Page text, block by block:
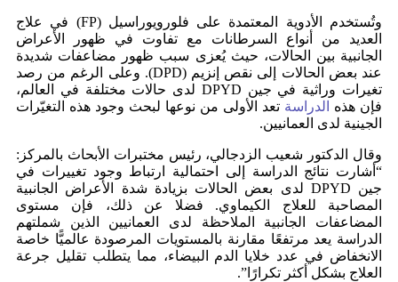
وتُستخدم الأدوية المعتمدة على فلورويوراسيل (FP) في علاج
العديد من أنواع السرطانات مع تفاوت في ظهور الأعراض
الجانبية بين الحالات، حيث يُعزى سبب ظهور مضاعفات شديدة
عند بعض الحالات إلى نقص إنزيم (DPD). وعلى الرغم من رصد
تغيرات وراثية في جين DPYD لدى حالات مختلفة في العالم،
فإن هذه
الدراسة تعد الأولى من نوعها لبحث وجود هذه التغيّرات
الجينية لدى العمانيين.
وقال الدكتور شعيب الزدجالي، رئيس مختبرات الأبحاث بالمركز:
“أشارت نتائج الدراسة إلى احتمالية ارتباط وجود تغييرات في
جين DPYD لدى بعض الحالات بزيادة شدة الأعراض الجانبية
المصاحبة للعلاج الكيماوي. فضلا عن ذلك، فإن مستوى
المضاعفات الجانبية الملاحظة لدى العمانيين الذين شملتهم
الدراسة يعد مرتفعًا مقارنة بالمستويات المرصودة عالميًّا خاصة
الانخفاض في عدد خلايا الدم البيضاء، مما يتطلب تقليل جرعة
العلاج بشكل أكثر تكرارًا”.